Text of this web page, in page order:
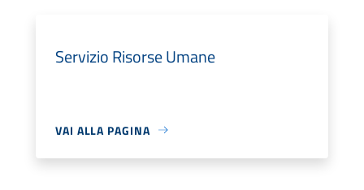
Servizio Risorse Umane
VAI ALLA PAGINA